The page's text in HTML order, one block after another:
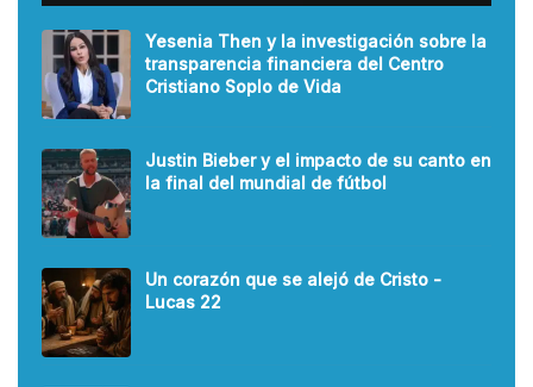
Yesenia Then y la investigación sobre la
transparencia financiera del Centro
Cristiano Soplo de Vida
Justin Bieber y el impacto de su canto en
la final del mundial de fútbol
Un corazón que se alejó de Cristo -
Lucas 22